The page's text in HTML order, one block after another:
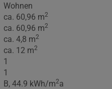
Wohnen
ca. 60,96 m2
ca. 60,96 m2
ca. 4,8 m2
ca. 12 m2
1
1
B, 44.9 kWh/m2a